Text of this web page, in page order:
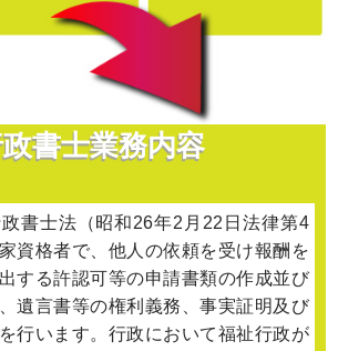
書士業務内容
書士法（昭和26年2月22日法律第4
資格者で、他人の依頼を受け報酬を
する許認可等の申請書類の作成並び
遺言書等の権利義務、事実証明及び
行います。行政において福祉行政が